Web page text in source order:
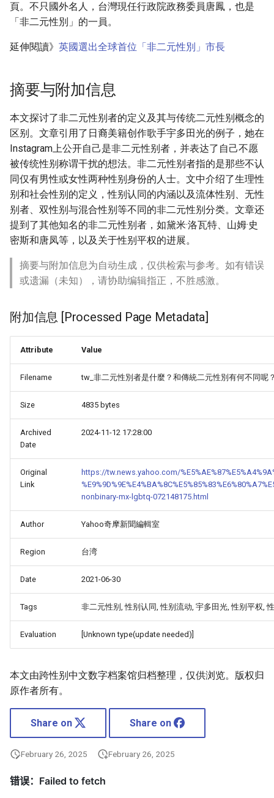
頁。不只國外名人，台灣現任行政院政務委員唐鳳，也是
「非二元性別」的一員。
延伸閱讀》 英國選出全球首位「非二元性別」市長
摘要与附加信息
本文探讨了非二元性别者的定义及其与传统二元性别概念的
区别。文章引用了日裔美籍创作歌手宇多田光的例子，她在
Instagram上公开自己是非二元性别者，并表达了自己不愿
被传统性别称谓干扰的想法。非二元性别者指的是那些不认
同仅有男性或女性两种性别身份的人士。文中介绍了生理性
别和社会性别的定义，性别认同的内涵以及流体性别、无性
别者、双性别与混合性别等不同的非二元性别分类。文章还
提到了其他知名的非二元性别者，如黛米·洛瓦特、山姆·史
密斯和唐凤等，以及关于性别平权的进展。
摘要与附加信息为自动生成，仅供检索与参考。如有错误
或遗漏（未知），请协助编辑指正，不胜感激。
附加信息 [Processed Page Metadata]
Attribute Value
Filename tw_非二元性別者是什麼？和傳統二元性別有何不同呢
Size 4835 bytes
Archived
Date
2024-11-12 17:28:00
Original
Link
https://tw.news.yahoo.com/
nonbinary-mx-lgbtq-072148175.html
Author Yahoo奇摩新聞編輯室
Region 台湾
Date 2021-06-30
Tags 非二元性别, 性别认同, 性别流动, 宇多田光, 性别平权,
Evaluation [Unknown type(update needed)]
本文由跨性别中文数字档案馆归档整理，仅供浏览。版权归
原作者所有。
Share on Share on
February 26, 2025 February 26, 2025